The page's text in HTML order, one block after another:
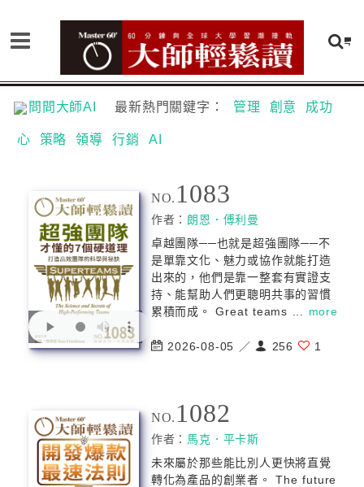
問問大師AI 最新熱門關鍵字： 管理 創意 成功
心 策略 領導 行銷 AI
NO. 1083
作者： 朗恩．傅利曼
卓越團隊──也就是超強團隊──不
是單靠文化、魅力或協作就能打造
出來的，他們是靠一整套有實證支
持、能幫助人們更聰明共事的習慣
累積而成。 Great teams ... more
2026-08-05 ／ 256 1
NO. 1082
作者： ⾺克．平卡斯
未來屬於那些能比別人更快將直覺
轉化為產品的創業者。 The future